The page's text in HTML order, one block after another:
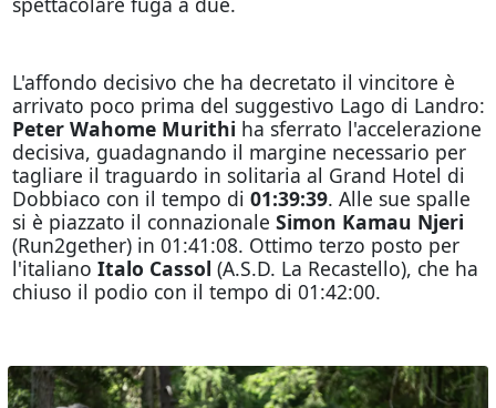
L'affondo decisivo che ha decretato il vincitore è
arrivato poco prima del suggestivo Lago di Landro:
Peter Wahome Murithi ha sferrato l'accelerazione
decisiva, guadagnando il margine necessario per
tagliare il traguardo in solitaria al Grand Hotel di
Dobbiaco con il tempo di 01:39:39. Alle sue spalle
si è piazzato il connazionale Simon Kamau Njeri
(Run2gether) in 01:41:08. Ottimo terzo posto per
l'italiano Italo Cassol (A.S.D. La Recastello), che ha
chiuso il podio con il tempo di 01:42:00.